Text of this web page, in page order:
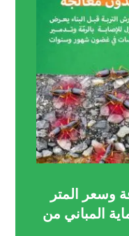
وسعر المتر
المباني من